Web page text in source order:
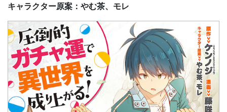
キャラクター原案：やむ茶、モレ